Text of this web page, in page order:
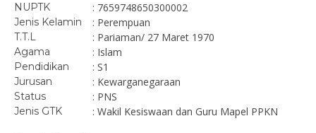
NUPTK : 7659748650300002
Jenis Kelamin : Perempuan
T.T.L : Pariaman/ 27 Maret 1970
Agama : Islam
Pendidikan : S1
Jurusan : Kewarganegaraan
Status : PNS
Jenis GTK : Wakil Kesiswaan dan Guru Mapel PPKN